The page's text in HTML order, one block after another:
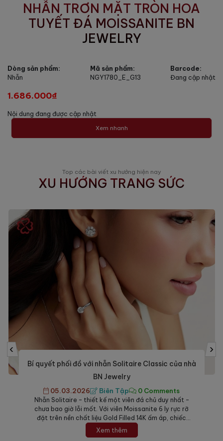
NHẪN TRƠN MẶT TRÒN HOA
TUYẾT ĐÁ MOISSANITE BN
JEWELRY
Dòng sản phẩm:
Nhẫn
Mã sản phẩm:
NGY1780_E_G13
Barcode:
Đang cập nhật
1.686.000₫
Nội dung đang được cập nhật
Xem nhanh
Top các bài viết xu hướng hiện nay
XU HƯỚNG TRANG SỨC
‹
Nên tặng món trang sức nào cho Mẹ trong ngày
8/3? Top 5 gợi ý tinh tế nhất.
27.02.2026 Biên Tập 0 Comments
Ngày Quốc tế Phụ nữ 8/3 là cơ hội tuyệt vời để bày
tỏ lòng biết ơn đối với người phụ nữ quan trọng nhất
đời mình. Giữa muôn vàn lựa chọn, trang sức luôn là
món quà đứng đầu danh sách nhờ giá trị bền vững và
khả năng tôn vinh vẻ đẹp quý...
Xem thêm
›